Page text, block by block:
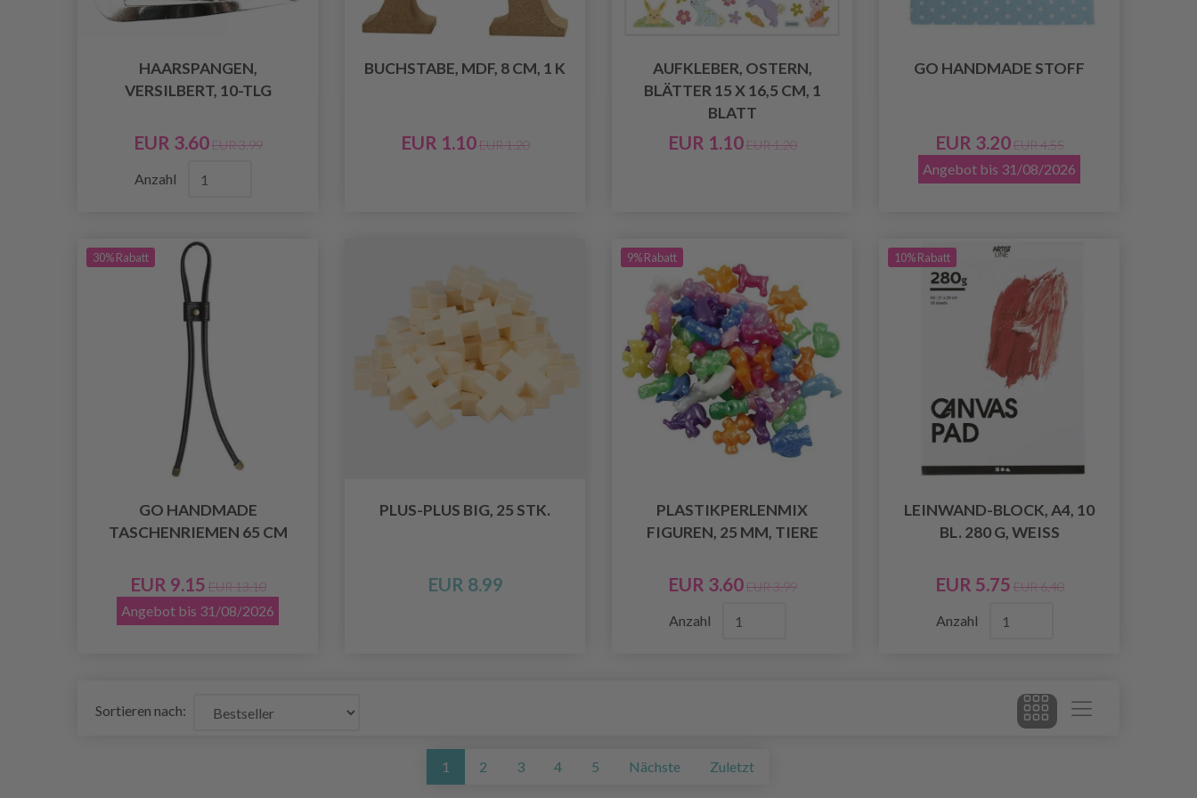
HAARSPANGEN,
VERSILBERT, 10-TLG
EUR 3.60 EUR 3.99
Anzahl
BUCHSTABE, MDF, 8 CM, 1 K
EUR 1.10 EUR 1.20
AUFKLEBER, OSTERN,
BLÄTTER 15 X 16,5 CM, 1
BLATT
EUR 1.10 EUR 1.20
GO HANDMADE STOFF
EUR 3.20 EUR 4.55
Angebot bis 31/08/2026
30% Rabatt
GO HANDMADE
TASCHENRIEMEN 65 CM
EUR 9.15 EUR 13.10
Angebot bis 31/08/2026
PLUS-PLUS BIG, 25 STK.
EUR 8.99
9% Rabatt
PLASTIKPERLENMIX
FIGUREN, 25 MM, TIERE
EUR 3.60 EUR 3.99
Anzahl
10% Rabatt
LEINWAND-BLOCK, A4, 10
BL. 280 G, WEISS
EUR 5.75 EUR 6.40
Anzahl
Sortieren nach:
1 2 3 4 5 Nächste Zuletzt